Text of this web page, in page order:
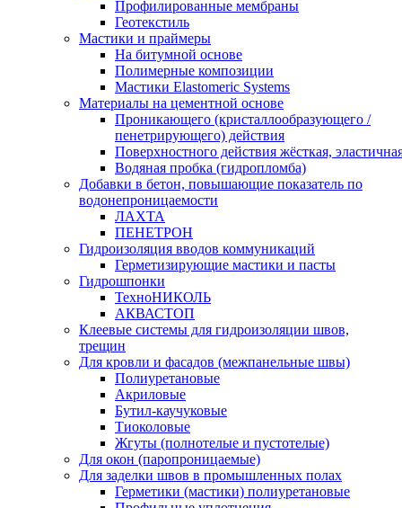
Профилированные мембраны
Геотекстиль
Мастики и праймеры
На битумной основе
Полимерные композиции
Мастики Elastomeric Systems
Материалы на цементной основе
Проникающего (кристаллообразующего /
пенетрирующего) действия
Поверхностного действия жёсткая,
Водяная пробка (гидропломба)
Добавки в бетон, повышающие показатель по
водонепроницаемости
ЛАХТА
ПЕНЕТРОН
Гидроизоляция вводов коммуникаций
Герметизирующие мастики и пасты
Гидрошпонки
ТехноНИКОЛЬ
АКВАСТОП
Клеевые системы для гидроизоляции швов,
трещин
Для кровли и фасадов (межпанельные швы)
Полиуретановые
Акриловые
Бутил-каучуковые
Тиоколовые
Жгуты (полнотелые и пустотелые)
Для окон (паропроницаемые)
Для заделки швов в промышленных полах
Герметики (мастики) полиуретановые